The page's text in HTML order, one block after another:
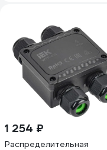
1 254 ₽
Распределительная